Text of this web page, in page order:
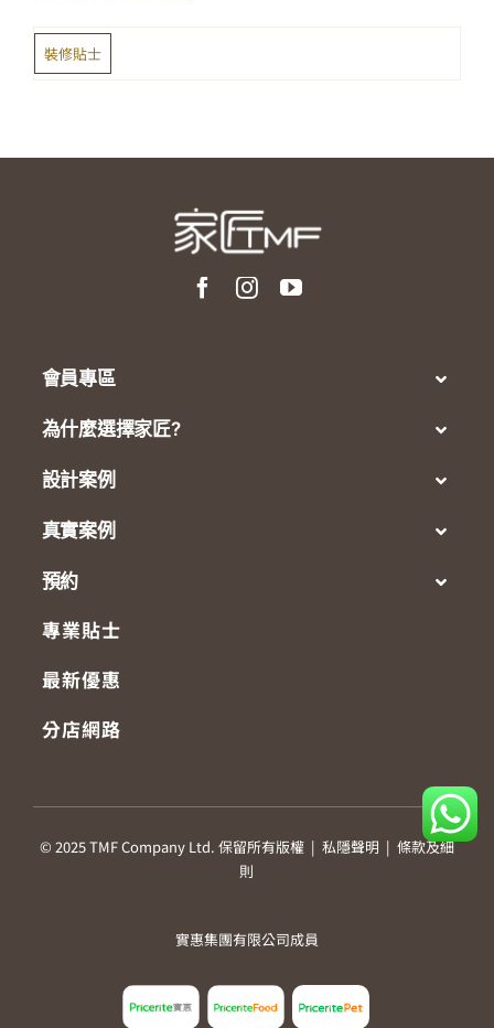
裝修貼士
會員專區
為什麼選擇家匠?
設計案例
真實案例
預約
專業貼士
最新優惠
分店網路
© 2025 TMF Company Ltd. 保留所有版權 |私隱聲明 |條款及細
則
實惠集團有限公司成員